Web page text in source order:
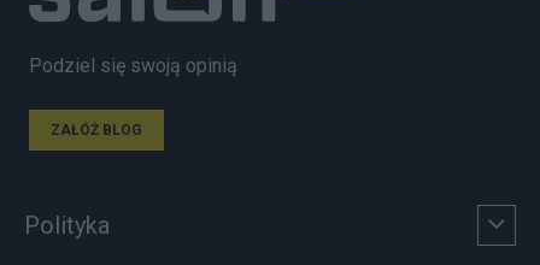
Podziel się swoją opinią
ZAŁÓŻ BLOG
Polityka